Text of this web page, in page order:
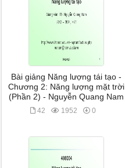
Bài giảng Năng lượng tái tạo -
Chương 2: Năng lượng mặt trời
(Phần 2) - Nguyễn Quang Nam
42 1952 0